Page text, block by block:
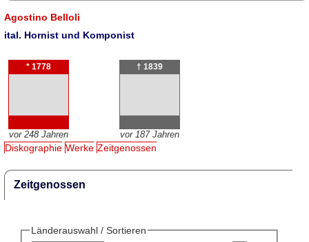
Agostino Belloli
ital. Hornist und Komponist
* 1778
vor 248 Jahren
† 1839
vor 187 Jahren
Diskographie Werke Zeitgenossen
Zeitgenossen
Länderauswahl / Sortieren